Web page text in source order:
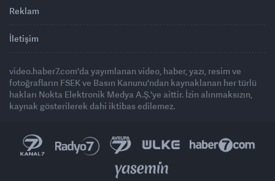
Reklam
İletişim
video.haber7.com'da yayımlanan video, haber, yazı, resim ve
fotoğrafların FSEK ve Basın Kanunu'ndan kaynaklanan her türlü
hakları Nokta Elektronik Medya A.Ş.'ye aittir. İzin alınmaksızın,
kaynak gösterilerek dahi iktibas edilemez.